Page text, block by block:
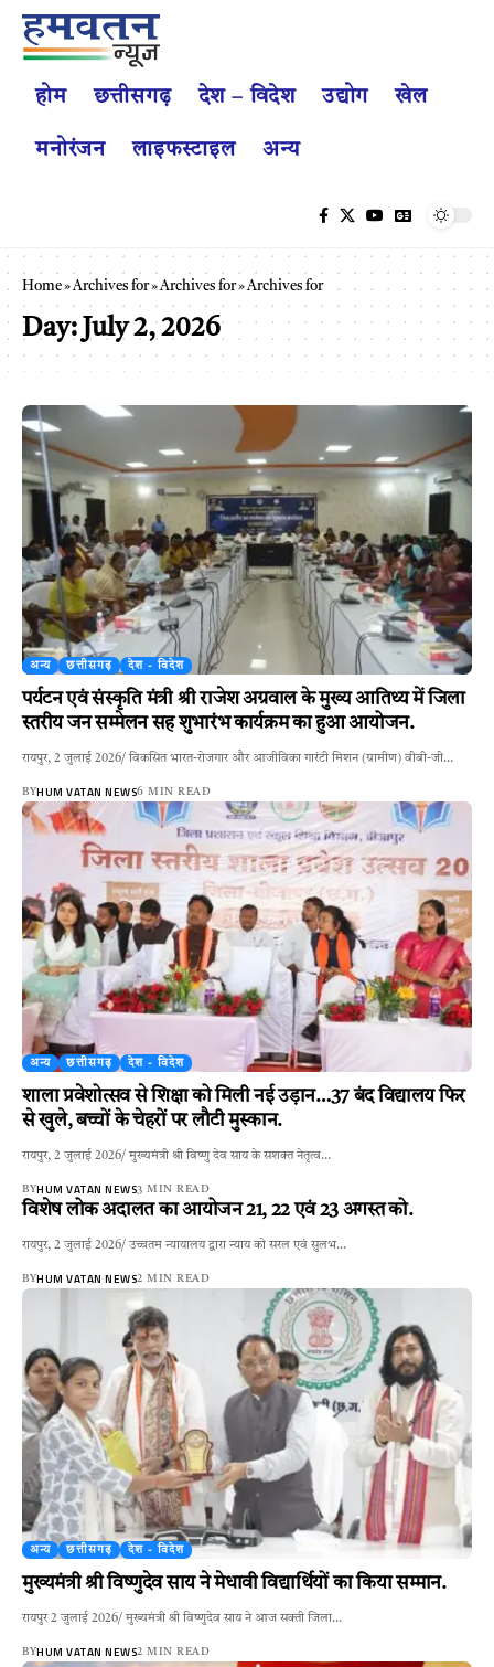
होम छत्तीसगढ़ देश – विदेश उद्योग खेल
मनोरंजन लाइफस्टाइल अन्य
Home» Archives for» Archives for» Archives for
Day: July 2, 2026
अन्य छत्तीसगढ़ देश - विदेश
पर्यटन एवं संस्कृति मंत्री श्री राजेश अग्रवाल के मुख्य आतिथ्य में जिला
स्तरीय जन सम्मेलन सह शुभारंभ कार्यक्रम का हुआ आयोजन.
रायपुर, 2 जुलाई 2026/ विकसित भारत-रोजगार और आजीविका गारंटी मिशन (ग्रामीण) वीबी-जी…
BYHUM VATAN NEWS6 MIN READ
अन्य छत्तीसगढ़ देश - विदेश
शाला प्रवेशोत्सव से शिक्षा को मिली नई उड़ान…37 बंद विद्यालय फिर
से खुले, बच्चों के चेहरों पर लौटी मुस्कान.
रायपुर, 2 जुलाई 2026/ मुख्यमंत्री श्री विष्णु देव साय के सशक्त नेतृत्व…
BYHUM VATAN NEWS3 MIN READ
विशेष लोक अदालत का आयोजन 21, 22 एवं 23 अगस्त को.
रायपुर, 2 जुलाई 2026/ उच्चतम न्यायालय द्वारा न्याय को सरल एवं सुलभ…
BYHUM VATAN NEWS2 MIN READ
अन्य छत्तीसगढ़ देश - विदेश
मुख्यमंत्री श्री विष्णुदेव साय ने मेधावी विद्यार्थियों का किया सम्मान.
रायपुर 2 जुलाई 2026/ मुख्यमंत्री श्री विष्णुदेव साय ने आज सक्ती जिला…
BYHUM VATAN NEWS2 MIN READ